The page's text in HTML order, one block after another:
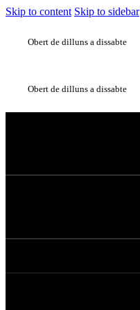
Skip to content Skip to sidebar
Obert de dilluns a dissabte
Obert de dilluns a dissabte